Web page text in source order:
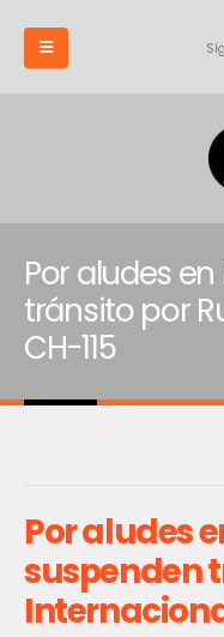
Por aludes
tránsito por
CH-115
Por aludes
suspenden